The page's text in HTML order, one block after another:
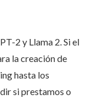
2 y Llama 2. Si el
la creación de
hasta los
si prestamos o